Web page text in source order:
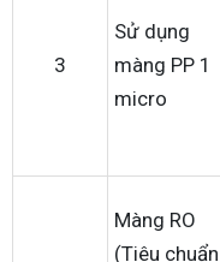
3
Sử dụng
màng PP 1
micro
Màng RO
(Tiêu chuẩn